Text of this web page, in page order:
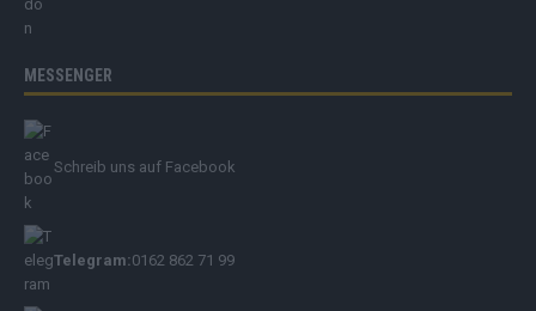
MESSENGER
Schreib uns auf Facebook
Telegram:0162 862 71 99